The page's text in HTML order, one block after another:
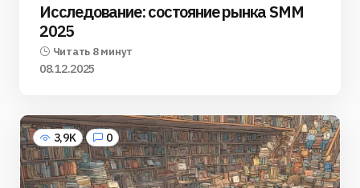
Исследование: состояние рынка SMM
2025
Читать 8 минут
08.12.2025
3,9K 0